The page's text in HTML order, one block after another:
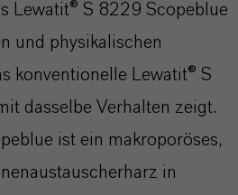
Lewatit® S 8229 Scopeblue
und physikalischen
konventionelle Lewatit® S
dasselbe Verhalten zeigt.
ist ein makroporöses,
in